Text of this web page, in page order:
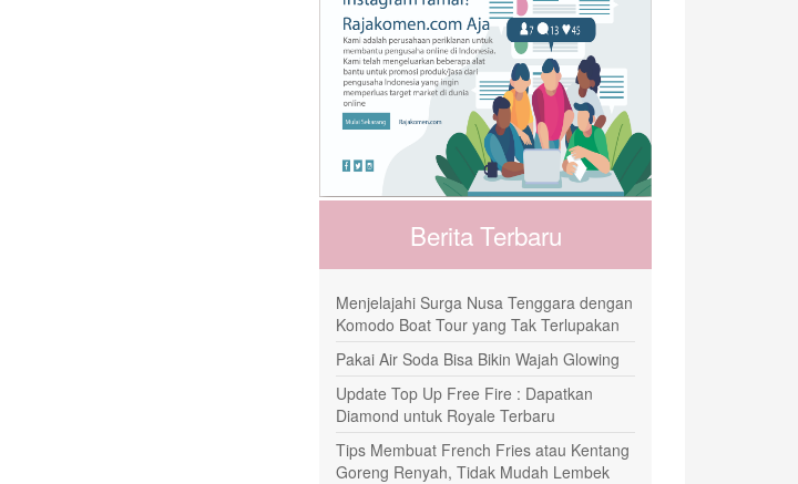
Berita Terbaru
Menjelajahi Surga Nusa Tenggara dengan
Komodo Boat Tour yang Tak Terlupakan
Pakai Air Soda Bisa Bikin Wajah Glowing
Update Top Up Free Fire : Dapatkan
Diamond untuk Royale Terbaru
Tips Membuat French Fries atau Kentang
Goreng Renyah, Tidak Mudah Lembek